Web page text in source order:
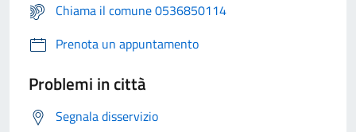
Chiama il comune 0536850114
Prenota un appuntamento
Problemi in città
Segnala disservizio